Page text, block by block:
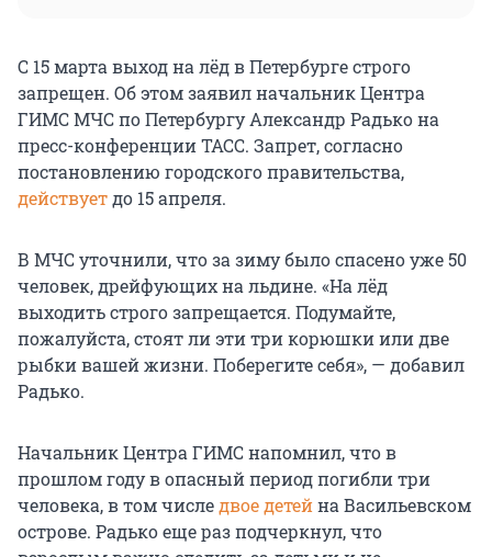
С 15 марта выход на лёд в Петербурге строго
запрещен. Об этом заявил начальник Центра
ГИМС МЧС по Петербургу Александр Радько на
пресс-конференции ТАСС. Запрет, согласно
постановлению городского правительства,
действуетдо 15 апреля.
В МЧС уточнили, что за зиму было спасено уже 50
человек, дрейфующих на льдине. «На лёд
выходить строго запрещается. Подумайте,
пожалуйста, стоят ли эти три корюшки или две
рыбки вашей жизни. Поберегите себя», — добавил
Радько.
Начальник Центра ГИМС напомнил, что в
прошлом году в опасный период погибли три
человека, в том числедвое детейна Васильевском
острове. Радько еще раз подчеркнул, что